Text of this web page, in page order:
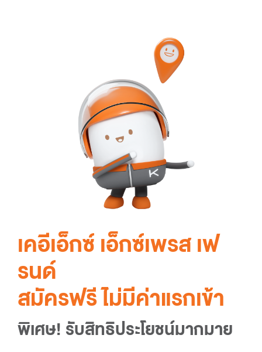
เคอีเอ็กซ์ เอ็กซ์เพรส เฟ
รนด์
สมัครฟรี ไม่มีค่าแรกเข้า
พิเศษ! รับสิทธิประโยชน์มากมาย